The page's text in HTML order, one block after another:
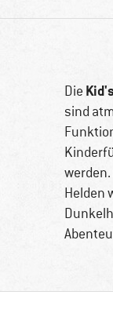
Die
sind
Helden